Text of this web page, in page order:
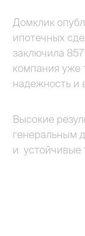
Домклик
ипотечных
заключила
компания уже
надежность и
Высокие
генеральным
и устойчивые